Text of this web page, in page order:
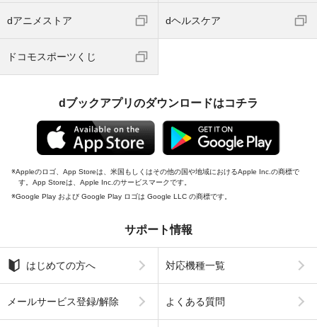
dアニメストア dヘルスケア
ドコモスポーツくじ
dブックアプリのダウンロードはコチラ
Appleのロゴ、App Storeは、米国もしくはその他の国や地域におけるApple Inc.の商標で
す。App Storeは、Apple Inc.のサービスマークです。
Google Play および Google Play ロゴは Google LLC の商標です。
サポート情報
はじめての方へ 対応機種一覧
メールサービス登録/解除 よくある質問